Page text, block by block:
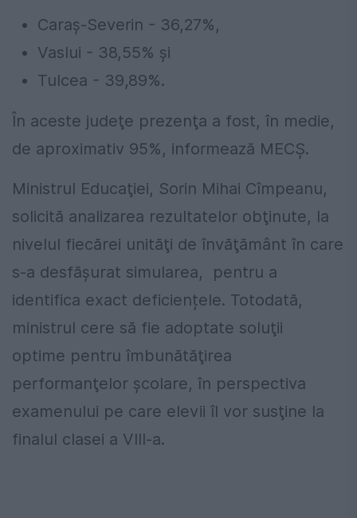
Caraş-Severin - 36,27%,
Vaslui - 38,55% şi
Tulcea - 39,89%.
În aceste judeţe prezenţa a fost, în medie,
de aproximativ 95%, informează MECȘ.
Ministrul Educaţiei, Sorin Mihai Cîmpeanu,
solicită analizarea rezultatelor obţinute, la
nivelul fiecărei unităţi de învăţământ în care
s-a desfăşurat simularea, pentru a
identifica exact deficiențele. Totodată,
ministrul cere să fie adoptate soluţii
optime pentru îmbunătăţirea
performanţelor şcolare, în perspectiva
examenului pe care elevii îl vor susţine la
finalul clasei a VIII-a.